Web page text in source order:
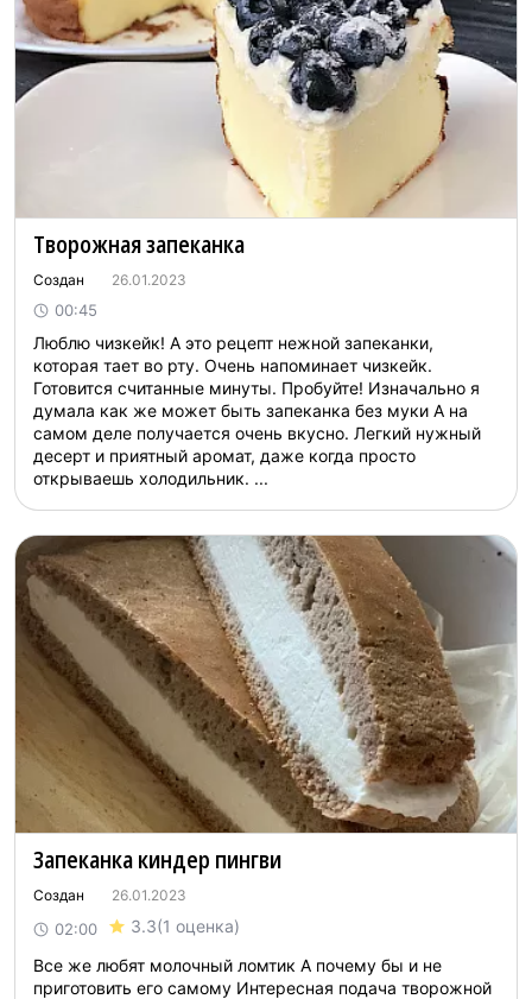
Творожная запеканка
Создан 26.01.2023
00:45
Люблю чизкейк! А это рецепт нежной запеканки,
которая тает во рту. Очень напоминает чизкейк.
Готовится считанные минуты. Пробуйте! Изначально я
думала как же может быть запеканка без муки А на
самом деле получается очень вкусно. Легкий нужный
десерт и приятный аромат, даже когда просто
открываешь холодильник. ...
Запеканка киндер пингви
Создан 26.01.2023
02:00 3.3(1 оценка)
Все же любят молочный ломтик А почему бы и не
приготовить его самому Интересная подача творожной